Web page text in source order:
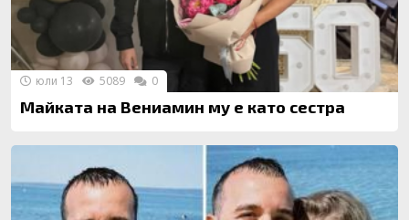
Майката на Вениамин му е като сестра
юли 13 5089 0